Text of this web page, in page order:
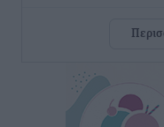
δεν υπάρχουν
πριν 6 ώρες